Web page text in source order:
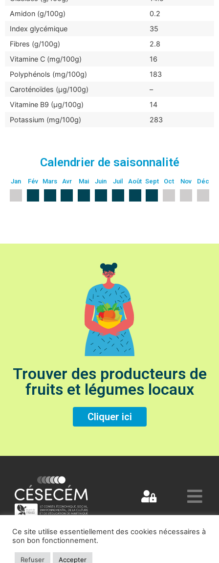
Amidon (g/100g)
0.2
Index glycémique
35
Fibres (g/100g)
2.8
Vitamine C (mg/100g)
16
Polyphénols (mg/100g)
183
Caroténoïdes (μg/100g)
–
Vitamine B9 (μg/100g)
14
Potassium (mg/100g)
283
Calendrier de saisonnalité
Jan Fév Mars Avr Mai Juin Juil Août Sept Oct Nov Déc
Trouver des producteurs de
fruits et légumes locaux
Cliquer ici
Ce site utilise essentiellement des cookies nécessaires à
son bon fonctionnement.
Refuser Accepter